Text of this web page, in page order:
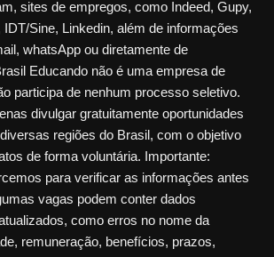
sites de empregos, como Indeed, Gupy,
Sine, Linkedin, além de informações
whatsApp ou diretamente de
Educando não é uma empresa de
participa de nenhum processo seletivo.
divulgar gratuitamente oportunidades
regiões do Brasil, com o objetivo
de forma voluntária. Importante:
para verificar as informações antes
vagas podem conter dados
como erros no nome da
remuneração, benefícios, prazos,